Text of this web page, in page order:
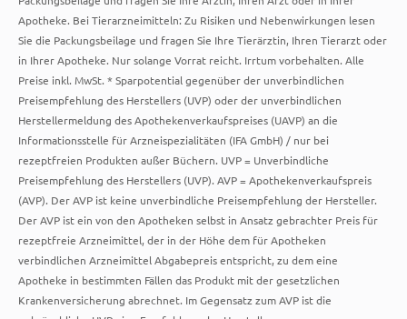
Apotheke. Bei Tierarzneimitteln: Zu Risiken und Nebenwirkungen lesen
Sie die Packungsbeilage und fragen Sie Ihre Tierärztin, Ihren Tierarzt oder
in Ihrer Apotheke. Nur solange Vorrat reicht. Irrtum vorbehalten. Alle
Preise inkl. MwSt. * Sparpotential gegenüber der unverbindlichen
Preisempfehlung des Herstellers (UVP) oder der unverbindlichen
Herstellermeldung des Apothekenverkaufspreises (UAVP) an die
Informationsstelle für Arzneispezialitäten (IFA GmbH) / nur bei
rezeptfreien Produkten außer Büchern. UVP = Unverbindliche
Preisempfehlung des Herstellers (UVP). AVP = Apothekenverkaufspreis
(AVP). Der AVP ist keine unverbindliche Preisempfehlung der Hersteller.
Der AVP ist ein von den Apotheken selbst in Ansatz gebrachter Preis für
rezeptfreie Arzneimittel, der in der Höhe dem für Apotheken
verbindlichen Arzneimittel Abgabepreis entspricht, zu dem eine
Apotheke in bestimmten Fällen das Produkt mit der gesetzlichen
Krankenversicherung abrechnet. Im Gegensatz zum AVP ist die